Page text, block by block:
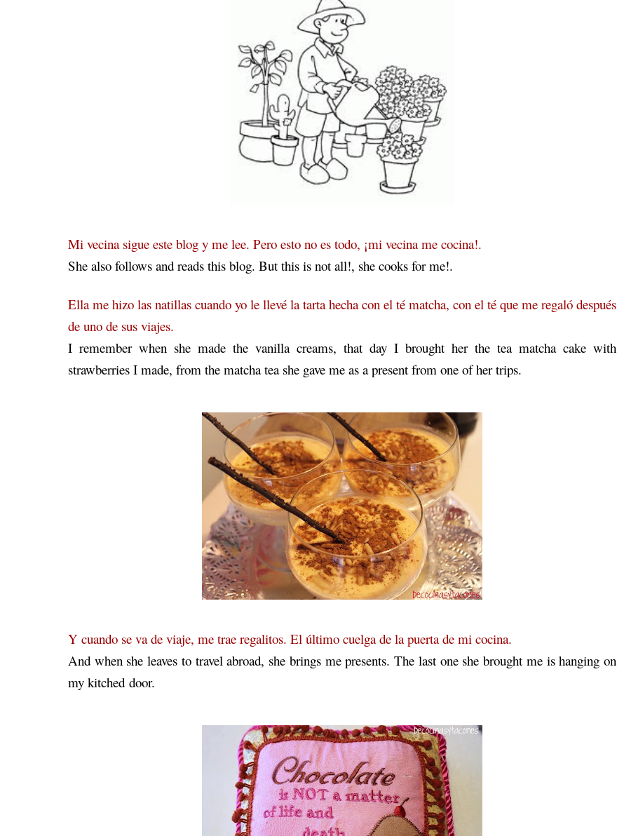
Mi vecina sigue este blog y me lee. Pero esto no es todo, ¡mi vecina me cocina!.
She also follows and reads this blog. But this is not all!, she cooks for me!.
Ella me hizo las natillas cuando yo le llevé la tarta hecha con el té matcha, con el té que me regaló después
de uno de sus viajes.
I remember when she made the vanilla creams, that day I brought her the tea matcha cake with
strawberries I made, from the matcha tea she gave me as a present from one of her trips.
Y cuando se va de viaje, me trae regalitos. El último cuelga de la puerta de mi cocina.
And when she leaves to travel abroad, she brings me presents. The last one she brought me is hanging on
my kitched door.